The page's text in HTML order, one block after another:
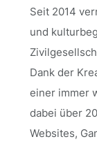
Seit 2014
und
Dank der
einer immer
dabei über
Websites,